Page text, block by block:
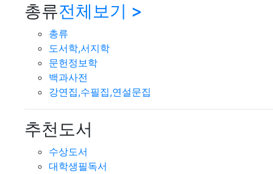
총류전체보기 >
총류
도서학,서지학
문헌정보학
백과사전
강연집,수필집,연설문집
추천도서
수상도서
대학생필독서